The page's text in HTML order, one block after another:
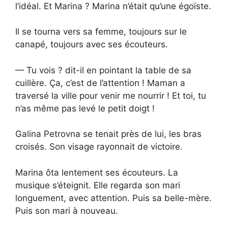
l’idéal. Et Marina ? Marina n’était qu’une égoïste.
Il se tourna vers sa femme, toujours sur le
canapé, toujours avec ses écouteurs.
— Tu vois ? dit-il en pointant la table de sa
cuillère. Ça, c’est de l’attention ! Maman a
traversé la ville pour venir me nourrir ! Et toi, tu
n’as même pas levé le petit doigt !
Galina Petrovna se tenait près de lui, les bras
croisés. Son visage rayonnait de victoire.
Marina ôta lentement ses écouteurs. La
musique s’éteignit. Elle regarda son mari
longuement, avec attention. Puis sa belle-mère.
Puis son mari à nouveau.